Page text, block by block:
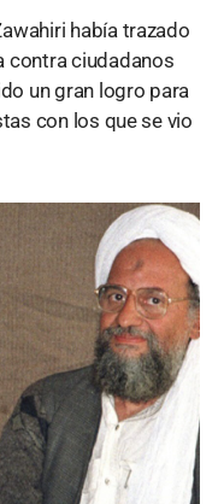
había trazado
contra ciudadanos
un gran logro para
con los que se vio